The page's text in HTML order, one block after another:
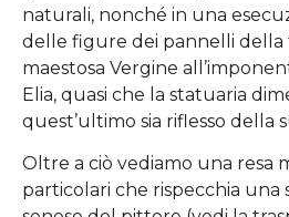
naturali, nonché in una
delle figure dei pannelli della
maestosa Vergine
Elia, quasi che la statuaria
quest’ultimo sia riflesso della
Oltre a ciò vediamo una resa
particolari che rispecchia una